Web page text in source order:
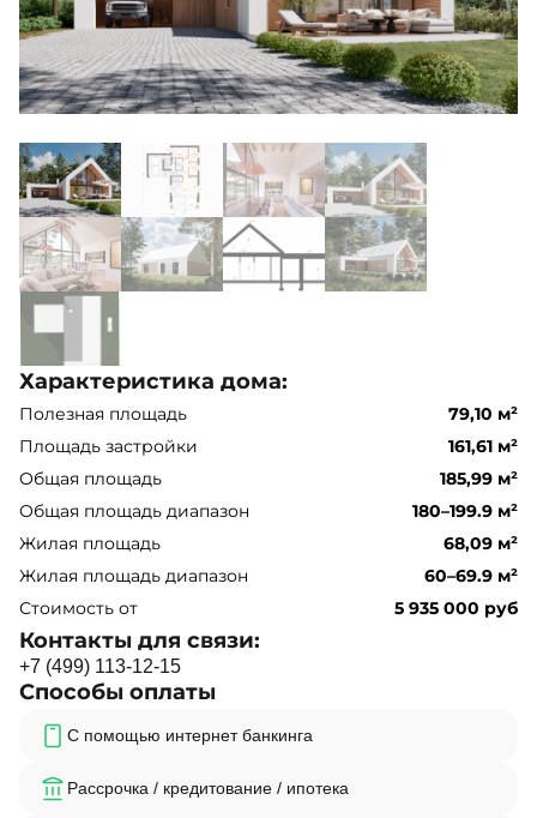
Характеристика дома:
Полезная площадь
79,10 м²
Площадь застройки
161,61 м²
Общая площадь
185,99 м²
Общая площадь диапазон
180–199.9 м²
Жилая площадь
68,09 м²
Жилая площадь диапазон
60–69.9 м²
Стоимость от
5 935 000 руб
Контакты для связи:
+7 (499) 113-12-15
Способы оплаты
С помощью интернет банкинга
Рассрочка / кредитование / ипотека